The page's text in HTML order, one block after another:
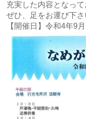
充実した内容となっ
ぜひ、足をお運び下さ
【開催日】令和4年9